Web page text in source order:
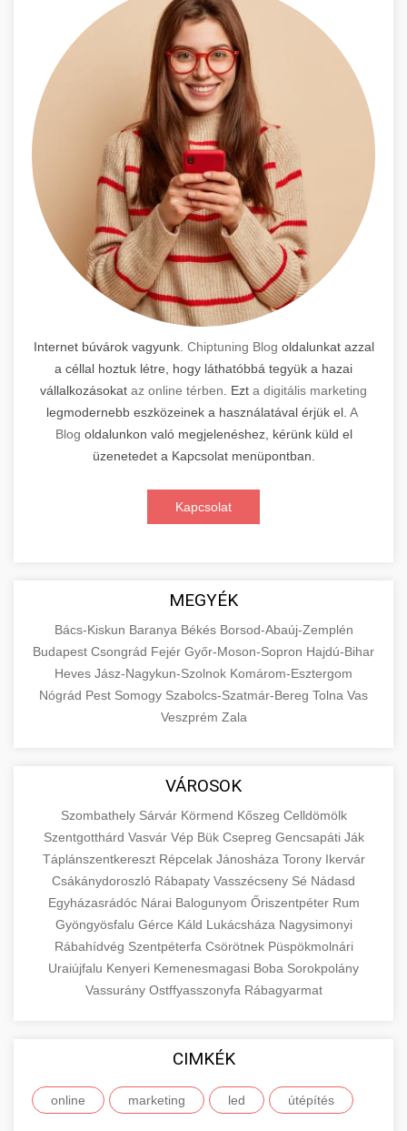
Internet búvárok vagyunk. Chiptuning Blog oldalunkat azzal
a céllal hoztuk létre, hogy láthatóbbá tegyük a hazai
vállalkozásokat az online térben . Ezt a digitális marketing
legmodernebb eszközeinek a használatával érjük el. A
Blog oldalunkon való megjelenéshez, kérünk küld el
üzenetedet a Kapcsolat menüpontban.
Kapcsolat
MEGYÉK
Bács-Kiskun Baranya Békés Borsod-Abaúj-Zemplén
Budapest Csongrád Fejér Győr-Moson-Sopron Hajdú-Bihar
Heves Jász-Nagykun-Szolnok Komárom-Esztergom
Nógrád Pest Somogy Szabolcs-Szatmár-Bereg Tolna Vas
Veszprém Zala
VÁROSOK
Szombathely Sárvár Körmend Kőszeg Celldömölk
Szentgotthárd Vasvár Vép Bük Csepreg Gencsapáti Ják
Táplánszentkereszt Répcelak Jánosháza Torony Ikervár
Csákánydoroszló Rábapaty Vasszécseny Sé Nádasd
Egyházasrádóc Nárai Balogunyom Őriszentpéter Rum
Gyöngyösfalu Gérce Káld Lukácsháza Nagysimonyi
Rábahídvég Szentpéterfa Csörötnek Püspökmolnári
Uraiújfalu Kenyeri Kemenesmagasi Boba Sorokpolány
Vassurány Ostffyasszonyfa Rábagyarmat
CIMKÉK
online marketing led útépítés